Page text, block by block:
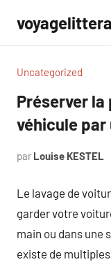
contenu
Uncategorized
Préserver
véhicule par
par Louise KESTEL
Le lavage de
garder votre
main ou dans une
existe de